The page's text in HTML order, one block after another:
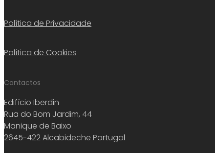
Política de Privacidade
Política de Cookies
Contactos
Edifício Iberdin
Rua do Bom Jardim, 44
Manique de Baixo
2645-422 Alcabideche Portugal